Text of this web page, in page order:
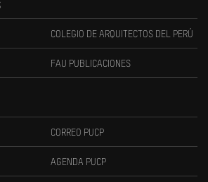
COLEGIO DE ARQUITECTOS DEL PERÚ
FAU PUBLICACIONES
CORREO PUCP
AGENDA PUCP